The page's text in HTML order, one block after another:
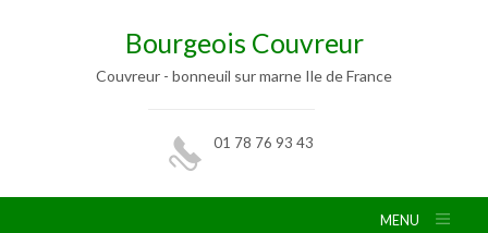
Bourgeois Couvreur
Couvreur - bonneuil sur marne Ile de France
01 78 76 93 43
MENU